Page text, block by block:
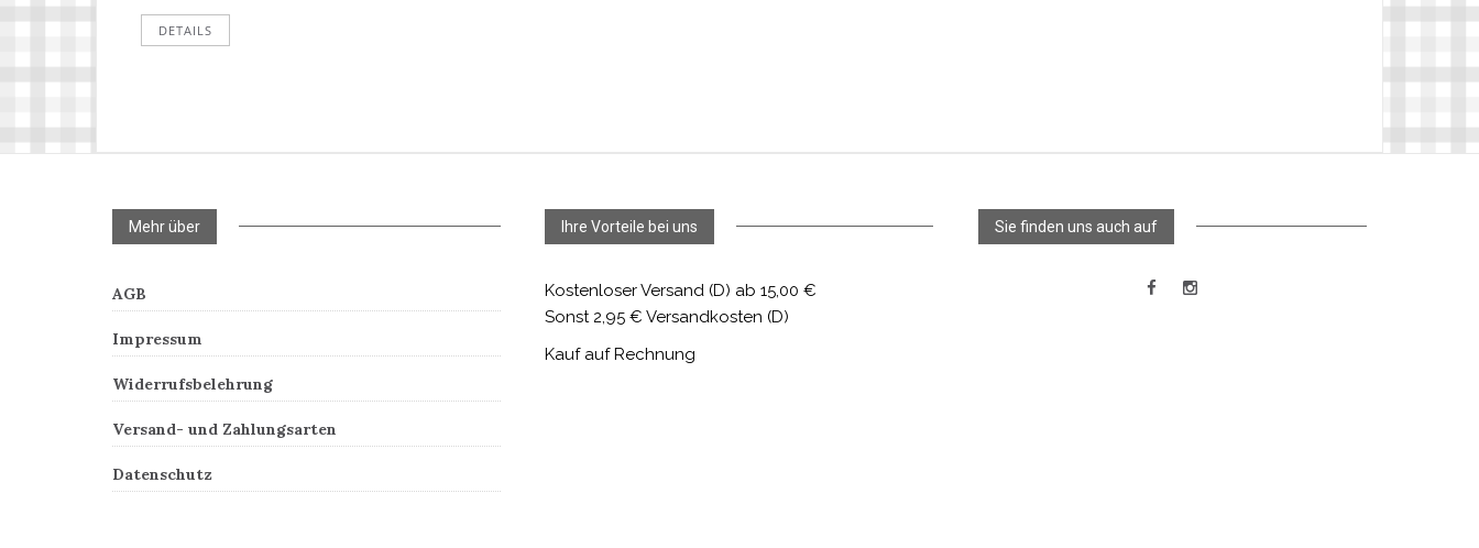
DETAILS
Mehr über
AGB
Impressum
Widerrufsbelehrung
Versand- und Zahlungsarten
Datenschutz
Ihre Vorteile bei uns
Kostenloser Versand (D) ab 15,00 €
Sonst 2,95 € Versandkosten (D)
Kauf auf Rechnung
Sie finden uns auch auf